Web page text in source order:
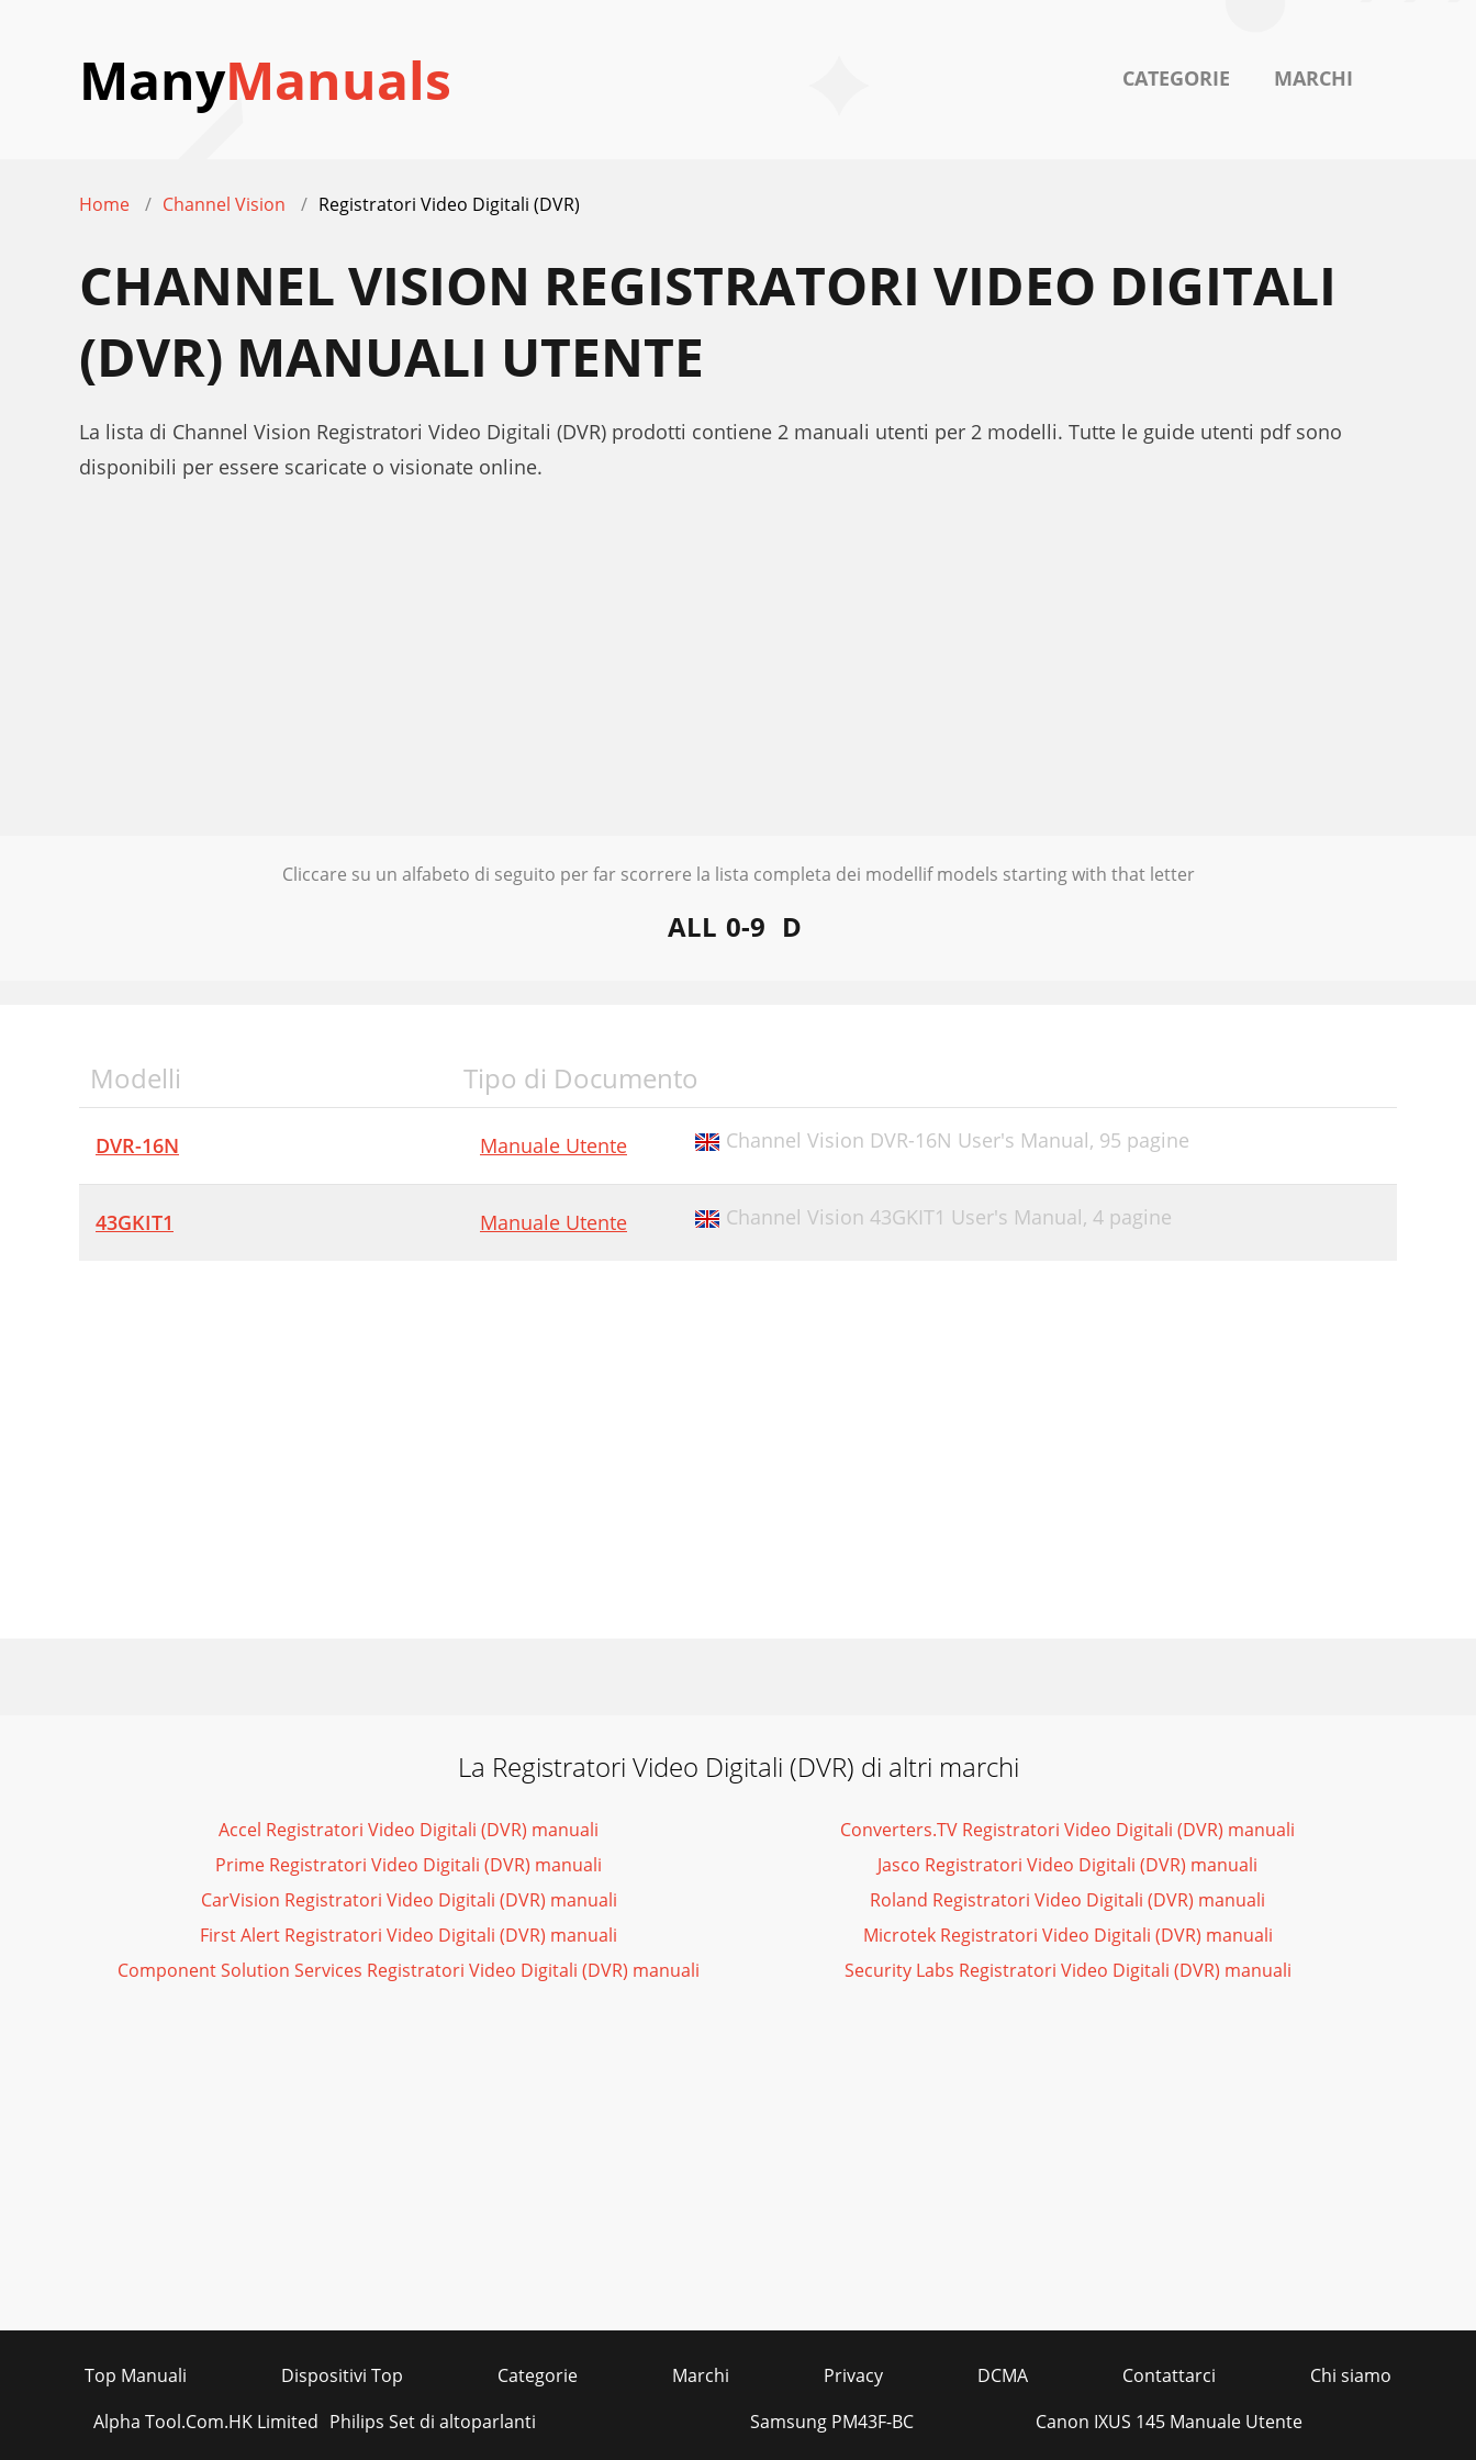
ManyManuals CATEGORIE MARCHI
Home Channel Vision Registratori Video Digitali (DVR)
CHANNEL VISION REGISTRATORI VIDEO DIGITALI
(DVR) MANUALI UTENTE
La lista di Channel Vision Registratori Video Digitali (DVR) prodotti contiene 2 manuali utenti per 2 modelli. Tutte le guide utenti pdf sono
disponibili per essere scaricate o visionate online.
Cliccare su un alfabeto di seguito per far scorrere la lista completa dei modellif models starting with that letter
ALL 0-9 D
Modelli Tipo di Documento
DVR-16N Manuale Utente Channel Vision DVR-16N User's Manual, 95 pagine
43GKIT1 Manuale Utente Channel Vision 43GKIT1 User's Manual, 4 pagine
La Registratori Video Digitali (DVR) di altri marchi
Accel Registratori Video Digitali (DVR) manuali
Prime Registratori Video Digitali (DVR) manuali
CarVision Registratori Video Digitali (DVR) manuali
First Alert Registratori Video Digitali (DVR) manuali
Component Solution Services Registratori Video Digitali (DVR) manuali
Converters.TV Registratori Video Digitali (DVR) manuali
Jasco Registratori Video Digitali (DVR) manuali
Roland Registratori Video Digitali (DVR) manuali
Microtek Registratori Video Digitali (DVR) manuali
Security Labs Registratori Video Digitali (DVR) manuali
Top Manuali Dispositivi Top Categorie Marchi Privacy DCMA Contattarci
Chi siamo
Alpha Tool.Com.HK Limited Philips Set di altoparlanti
Samsung PM43F-BC
Canon IXUS 145 Manuale Utente